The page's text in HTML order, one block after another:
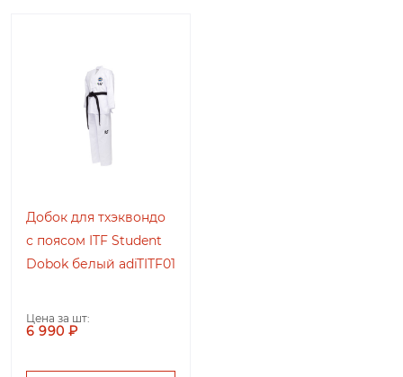
Добок для тхэквондо
с поясом ITF Student
Dobok белый adiTITF01
Цена за шт:
6 990 ₽